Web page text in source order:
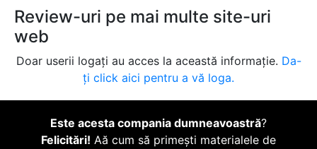
Review-uri pe mai multe site-uri
web
Doar userii logați au acces la această informație. Da-
ți click aici pentru a vă loga.
Este acesta compania dumneavoastră?
Felicitări! Aă cum să primești materialele de